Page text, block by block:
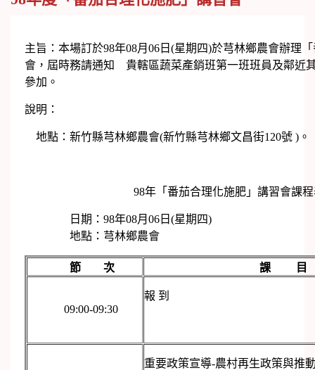
主旨：本場訂於98年08月06日(星期四)於芎林鄉農會辦理
會，屆時務請通知 貴轄區蔬菜產銷班第一班班員及鄰近
參加。
說明：
地點：新竹縣芎林鄉農會(新竹縣芎林鄉文昌街120號 )。
98年「番茄合理化施肥」講習會課
日期：98年08月06日(星期四)
地點：芎林鄉農會
節 次 課
09:00-09:30
報 到
重要政策宣導-農村再生政策與推